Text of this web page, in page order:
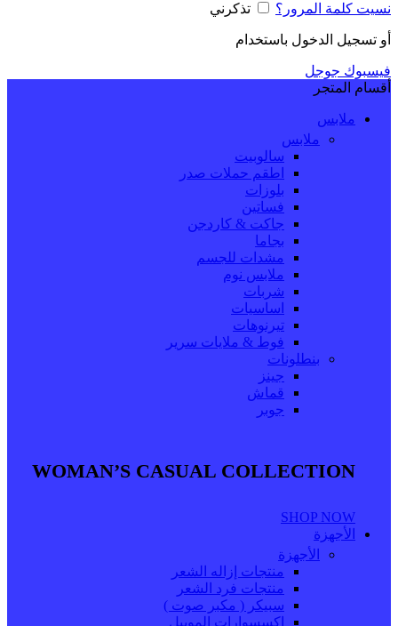
نسيت كلمة المرور؟ تذكرني
أو تسجيل الدخول باستخدام
فيسبوك جوجل
أقسام المتجر
ملابس
ملابس
سالوبيت
اطقم حملات صدر
بلوزات
فساتين
جاكت & كاردجن
بجاما
مشدات للجسم
ملابس نوم
شربات
اساسيات
تيرنوهات
فوط & ملايات سرير
بنطلونات
جينز
قماش
جوبر
WOMAN’S CASUAL COLLECTION
SHOP NOW
الأجهزة
الأجهزة
منتجات إزاله الشعر
منتجات فرد الشعر
سبيكر ( مكبر صوت )
اكسسوارات الموبيل